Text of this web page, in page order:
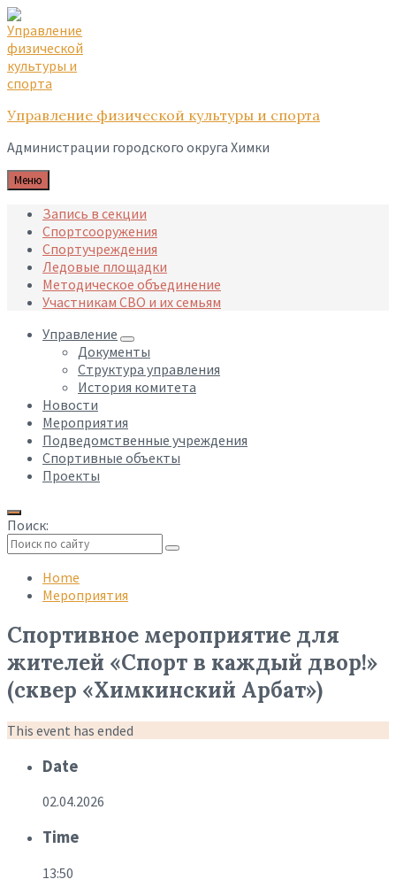
Skip
to
content
Skip
to
main
navigation
Skip
to
footer
Управление физической культуры и спорта
Администрации городского округа Химки
Меню
Запись в секции
Спортсооружения
Спортучреждения
Ледовые площадки
Методическое объединение
Участникам СВО и их семьям
Управление
Документы
Структура управления
История комитета
Новости
Мероприятия
Подведомственные учреждения
Спортивные объекты
Проекты
Поиск:
search
Home
Мероприятия
Спортивное мероприятие для
жителей «Спорт в каждый двор!»
(сквер «Химкинский Арбат»)
This event has ended
Date
02.04.2026
Time
13:50